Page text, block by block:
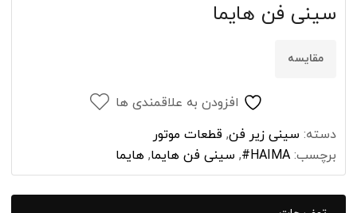
سینی فن هایما
مقایسه
افزودن به علاقمندی ها
دسته: سینی زیر فن, قطعات موتور
برچسب: HAIMA#
, سینی فن هایما, هایما